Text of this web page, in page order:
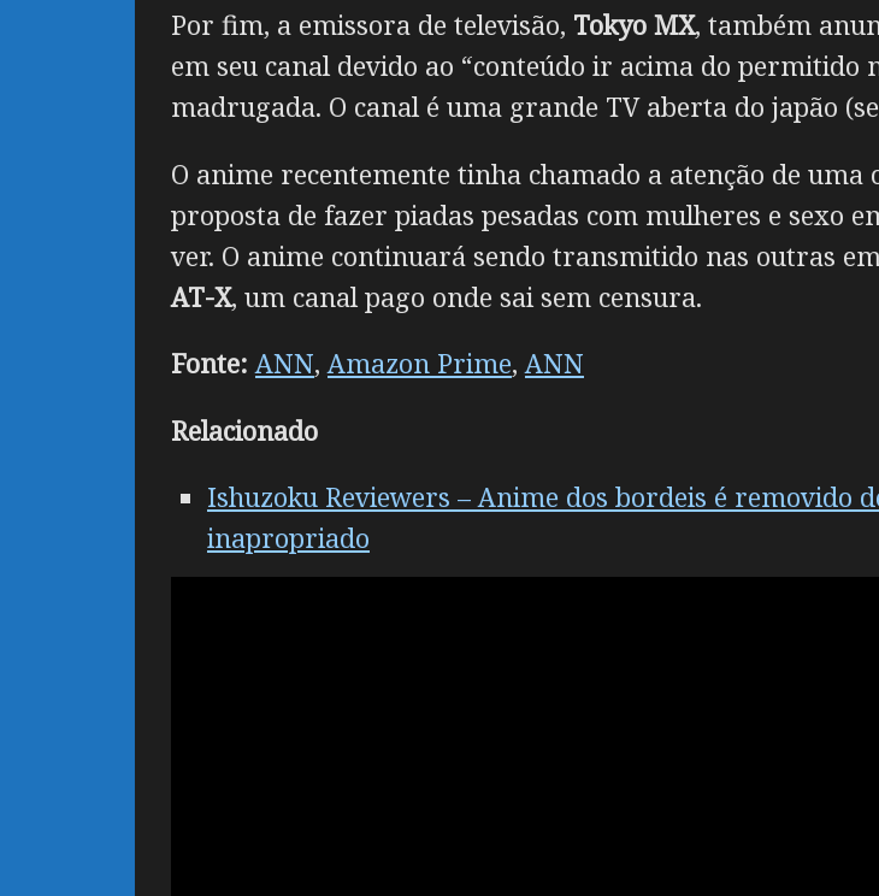
Por fim, a emissora de televisão, Tokyo MX, também
em seu canal devido ao “conteúdo ir acima do permitido
madrugada. O canal é uma grande TV aberta do japão
O anime recentemente tinha chamado a atenção de
proposta de fazer piadas pesadas com mulheres e sexo
ver. O anime continuará sendo transmitido nas outras
AT-X, um canal pago onde sai sem censura.
Fonte: ANN,Amazon Prime,ANN
Relacionado
Ishuzoku Reviewers – Anime dos bordeis é removido
inapropriado